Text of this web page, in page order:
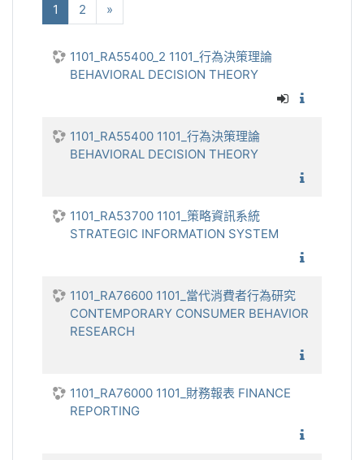
1 (current)
2 »
1101_RA55400_2 1101_行為決策理論
BEHAVIORAL DECISION THEORY
1101_RA55400 1101_行為決策理論
BEHAVIORAL DECISION THEORY
1101_RA53700 1101_策略資訊系統
STRATEGIC INFORMATION SYSTEM
1101_RA76600 1101_當代消費者行為研究
CONTEMPORARY CONSUMER BEHAVIOR
RESEARCH
1101_RA76000 1101_財務報表 FINANCE
REPORTING